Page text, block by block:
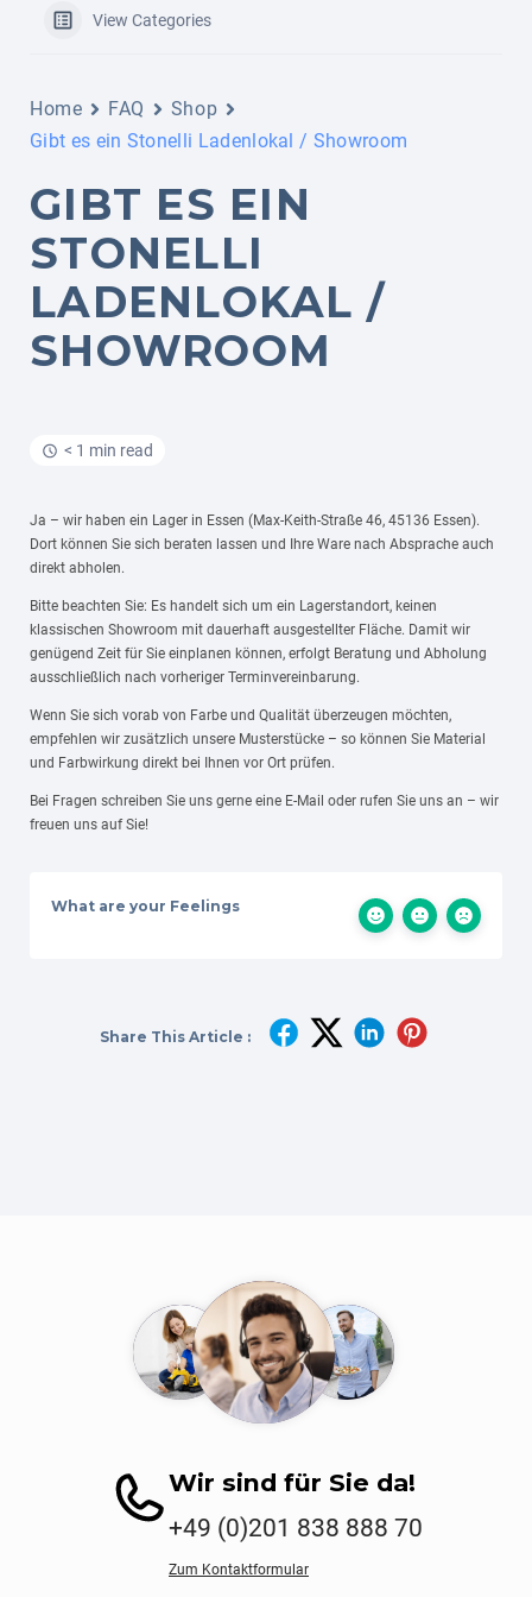
View Categories
Home FAQ
Shop
Gibt es ein Stonelli Ladenlokal / Showroom
GIBT ES EIN
STONELLI
LADENLOKAL /
SHOWROOM
< 1 min read
Ja – wir haben ein Lager in Essen (Max-Keith-Straße 46, 45136 Essen).
Dort können Sie sich beraten lassen und Ihre Ware nach Absprache auch
direkt abholen.
Bitte beachten Sie: Es handelt sich um ein Lagerstandort, keinen
klassischen Showroom mit dauerhaft ausgestellter Fläche. Damit wir
genügend Zeit für Sie einplanen können, erfolgt Beratung und Abholung
ausschließlich nach vorheriger Terminvereinbarung.
Wenn Sie sich vorab von Farbe und Qualität überzeugen möchten,
empfehlen wir zusätzlich unsere Musterstücke – so können Sie Material
und Farbwirkung direkt bei Ihnen vor Ort prüfen.
Bei Fragen schreiben Sie uns gerne eine E-Mail oder rufen Sie uns an – wir
freuen uns auf Sie!
What are your Feelings
Share This Article :
Wir sind für Sie da!
+49 (0)201 838 888 70
Zum Kontaktformular